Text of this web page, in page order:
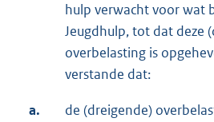
hulp verwacht voor wat
Jeugdhulp, tot dat deze
overbelasting is
verstande dat:
a.
de (dreigende)